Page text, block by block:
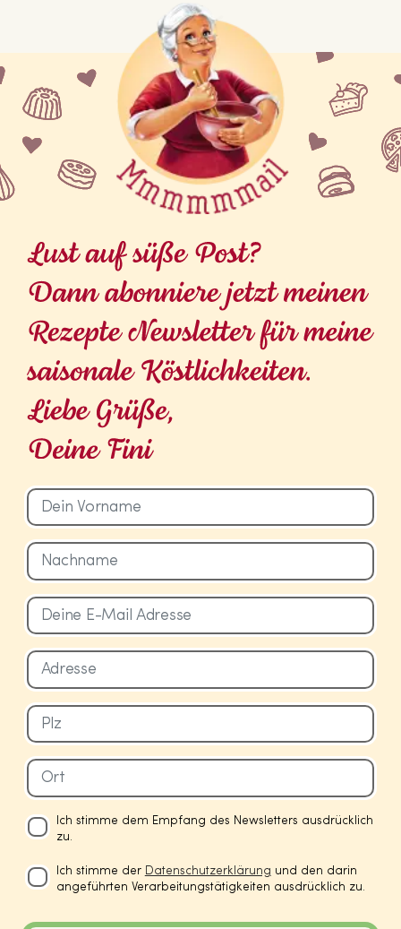
Ich stimme dem Empfang des Newsletters ausdrücklich
zu.
Ich stimme der Datenschutzerklärung und den darin
angeführten Verarbeitungstätigkeiten ausdrücklich zu.